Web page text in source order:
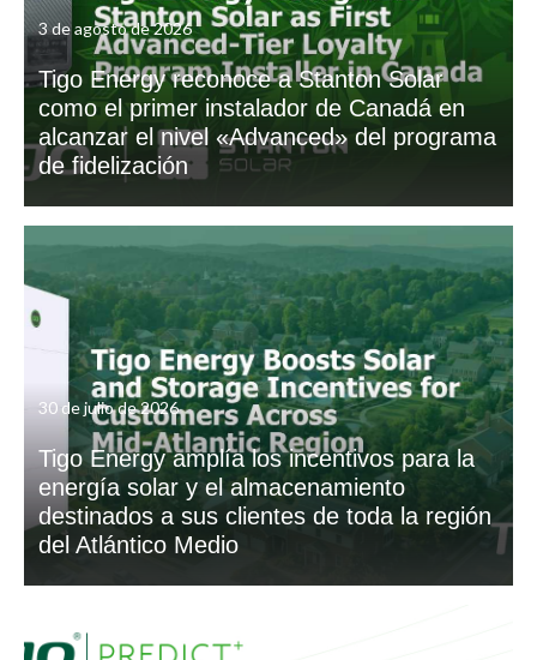
3 de agosto de 2026
Tigo Energy reconoce a Stanton Solar
como el primer instalador de Canadá en
alcanzar el nivel «Advanced» del programa
de fidelización
30 de julio de 2026
Tigo Energy amplía los incentivos para la
energía solar y el almacenamiento
destinados a sus clientes de toda la región
del Atlántico Medio